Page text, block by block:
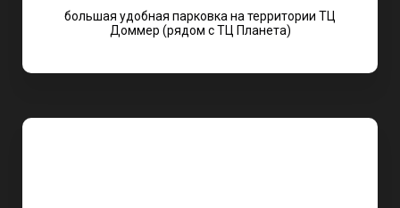
большая удобная парковка на территории ТЦ
Доммер (рядом с ТЦ Планета)